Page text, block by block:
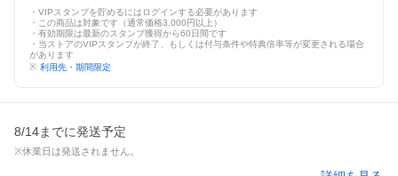
・VIPスタンプを貯めるにはログインする必要があります
・この商品は対象です（通常価格3,000円以上）
・有効期限は最新のスタンプ獲得から60日間です
・当ストアのVIPスタンプが終了、もしくは付与条件や特典倍率等が変更される場合
があります
※ 利用先・期間限定
8/14までに発送予定
※休業日は発送されません。